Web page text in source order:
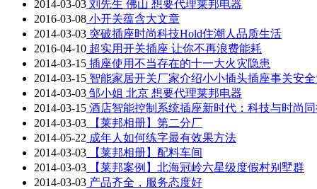
2014-03-03 刘先生 佛山 想要代理莱邦电器
2016-03-08 小开关蕴含大文章
2014-03-03 突破插座时尚科技Hold住潮人品质生活
2016-04-10 超实用开关插座 让你不再浪费能耗
2014-03-15 插座使用不当存在的十一大火灾隐患
2014-03-15 智能家居开关厂家介绍小小插头插座事关安
2014-03-03 邹小姐 北京 想要代理莱邦电器
2014-03-15 酒店智能控制系统插座新时代：科技与时尚
2014-03-03 【莱邦相册】第二分厂
2014-05-22 成年人如何练字最有效果方法
2014-03-03 【莱邦相册】配料车间
2014-03-03 【莱邦案例】北海冠岭六星级度假村别墅群
2014-03-03 产品齐全，服务态度好